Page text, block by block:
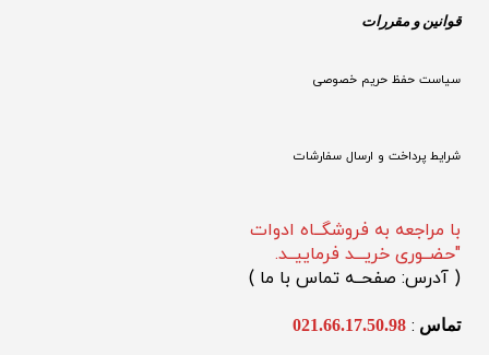
قوانین و مقررات
سیاست حفظ حریم خصوصی
شرایط پرداخت و ارسال سفارشات
با مراجعه به فروشگــاه ادوات
"حضــوری خریـــد فرماییــد.
( آدرس: صفحــه تماس با ما )
تماس :
021.66.17.50.98